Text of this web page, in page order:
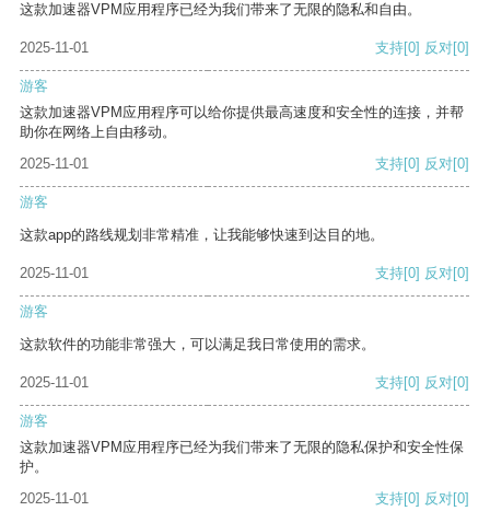
这款加速器VPM应用程序已经为我们带来了无限的隐私和自由。
2025-11-01 支持[0] 反对[0]
游客
这款加速器VPM应用程序可以给你提供最高速度和安全性的连接，并帮
助你在网络上自由移动。
2025-11-01
支持[0] 反对[0]
游客
这款app的路线规划非常精准，让我能够快速到达目的地。
2025-11-01 支持[0] 反对[0]
游客
这款软件的功能非常强大，可以满足我日常使用的需求。
2025-11-01 支持[0] 反对[0]
游客
这款加速器VPM应用程序已经为我们带来了无限的隐私保护和安全性保
护。
2025-11-01
支持[0] 反对[0]